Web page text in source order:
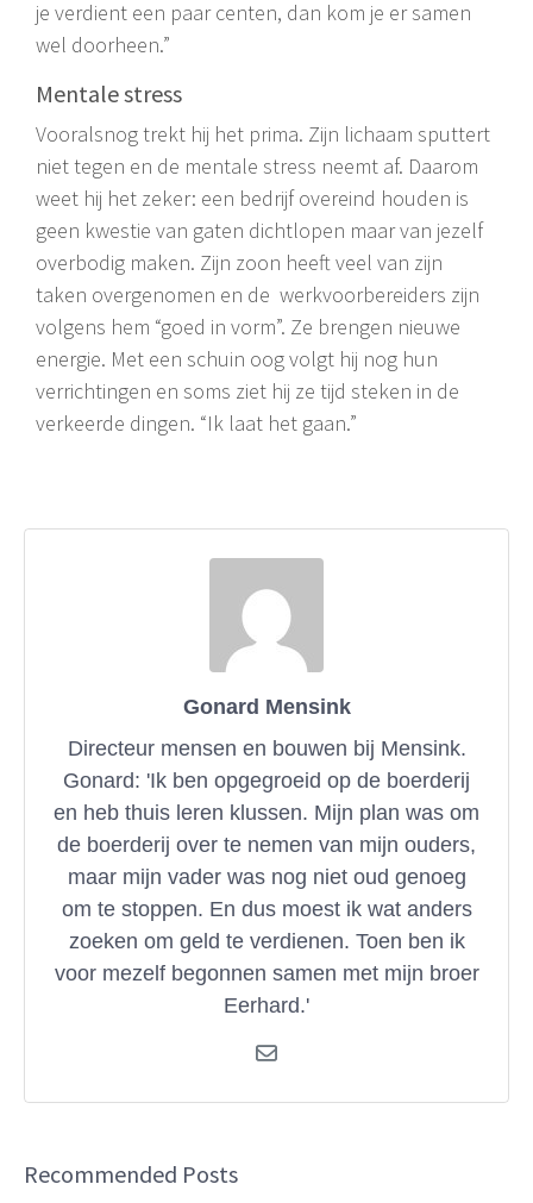
je verdient een paar centen, dan kom je er samen
wel doorheen.”
Mentale stress
Vooralsnog trekt hij het prima. Zijn lichaam sputtert
niet tegen en de mentale stress neemt af. Daarom
weet hij het zeker: een bedrijf overeind houden is
geen kwestie van gaten dichtlopen maar van jezelf
overbodig maken. Zijn zoon heeft veel van zijn
taken overgenomen en de werkvoorbereiders zijn
volgens hem “goed in vorm”. Ze brengen nieuwe
energie. Met een schuin oog volgt hij nog hun
verrichtingen en soms ziet hij ze tijd steken in de
verkeerde dingen. “Ik laat het gaan.”
Gonard Mensink
Directeur mensen en bouwen bij Mensink.
Gonard: 'Ik ben opgegroeid op de boerderij
en heb thuis leren klussen. Mijn plan was om
de boerderij over te nemen van mijn ouders,
maar mijn vader was nog niet oud genoeg
om te stoppen. En dus moest ik wat anders
zoeken om geld te verdienen. Toen ben ik
voor mezelf begonnen samen met mijn broer
Eerhard.'
Recommended Posts